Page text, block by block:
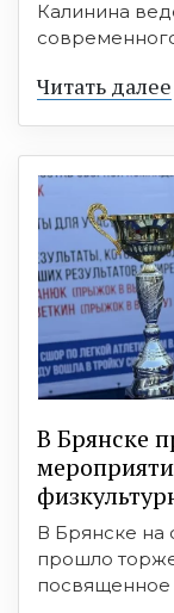
Калинина
Читать далее
В Брянске
В Брянске на
прошло
посвященное